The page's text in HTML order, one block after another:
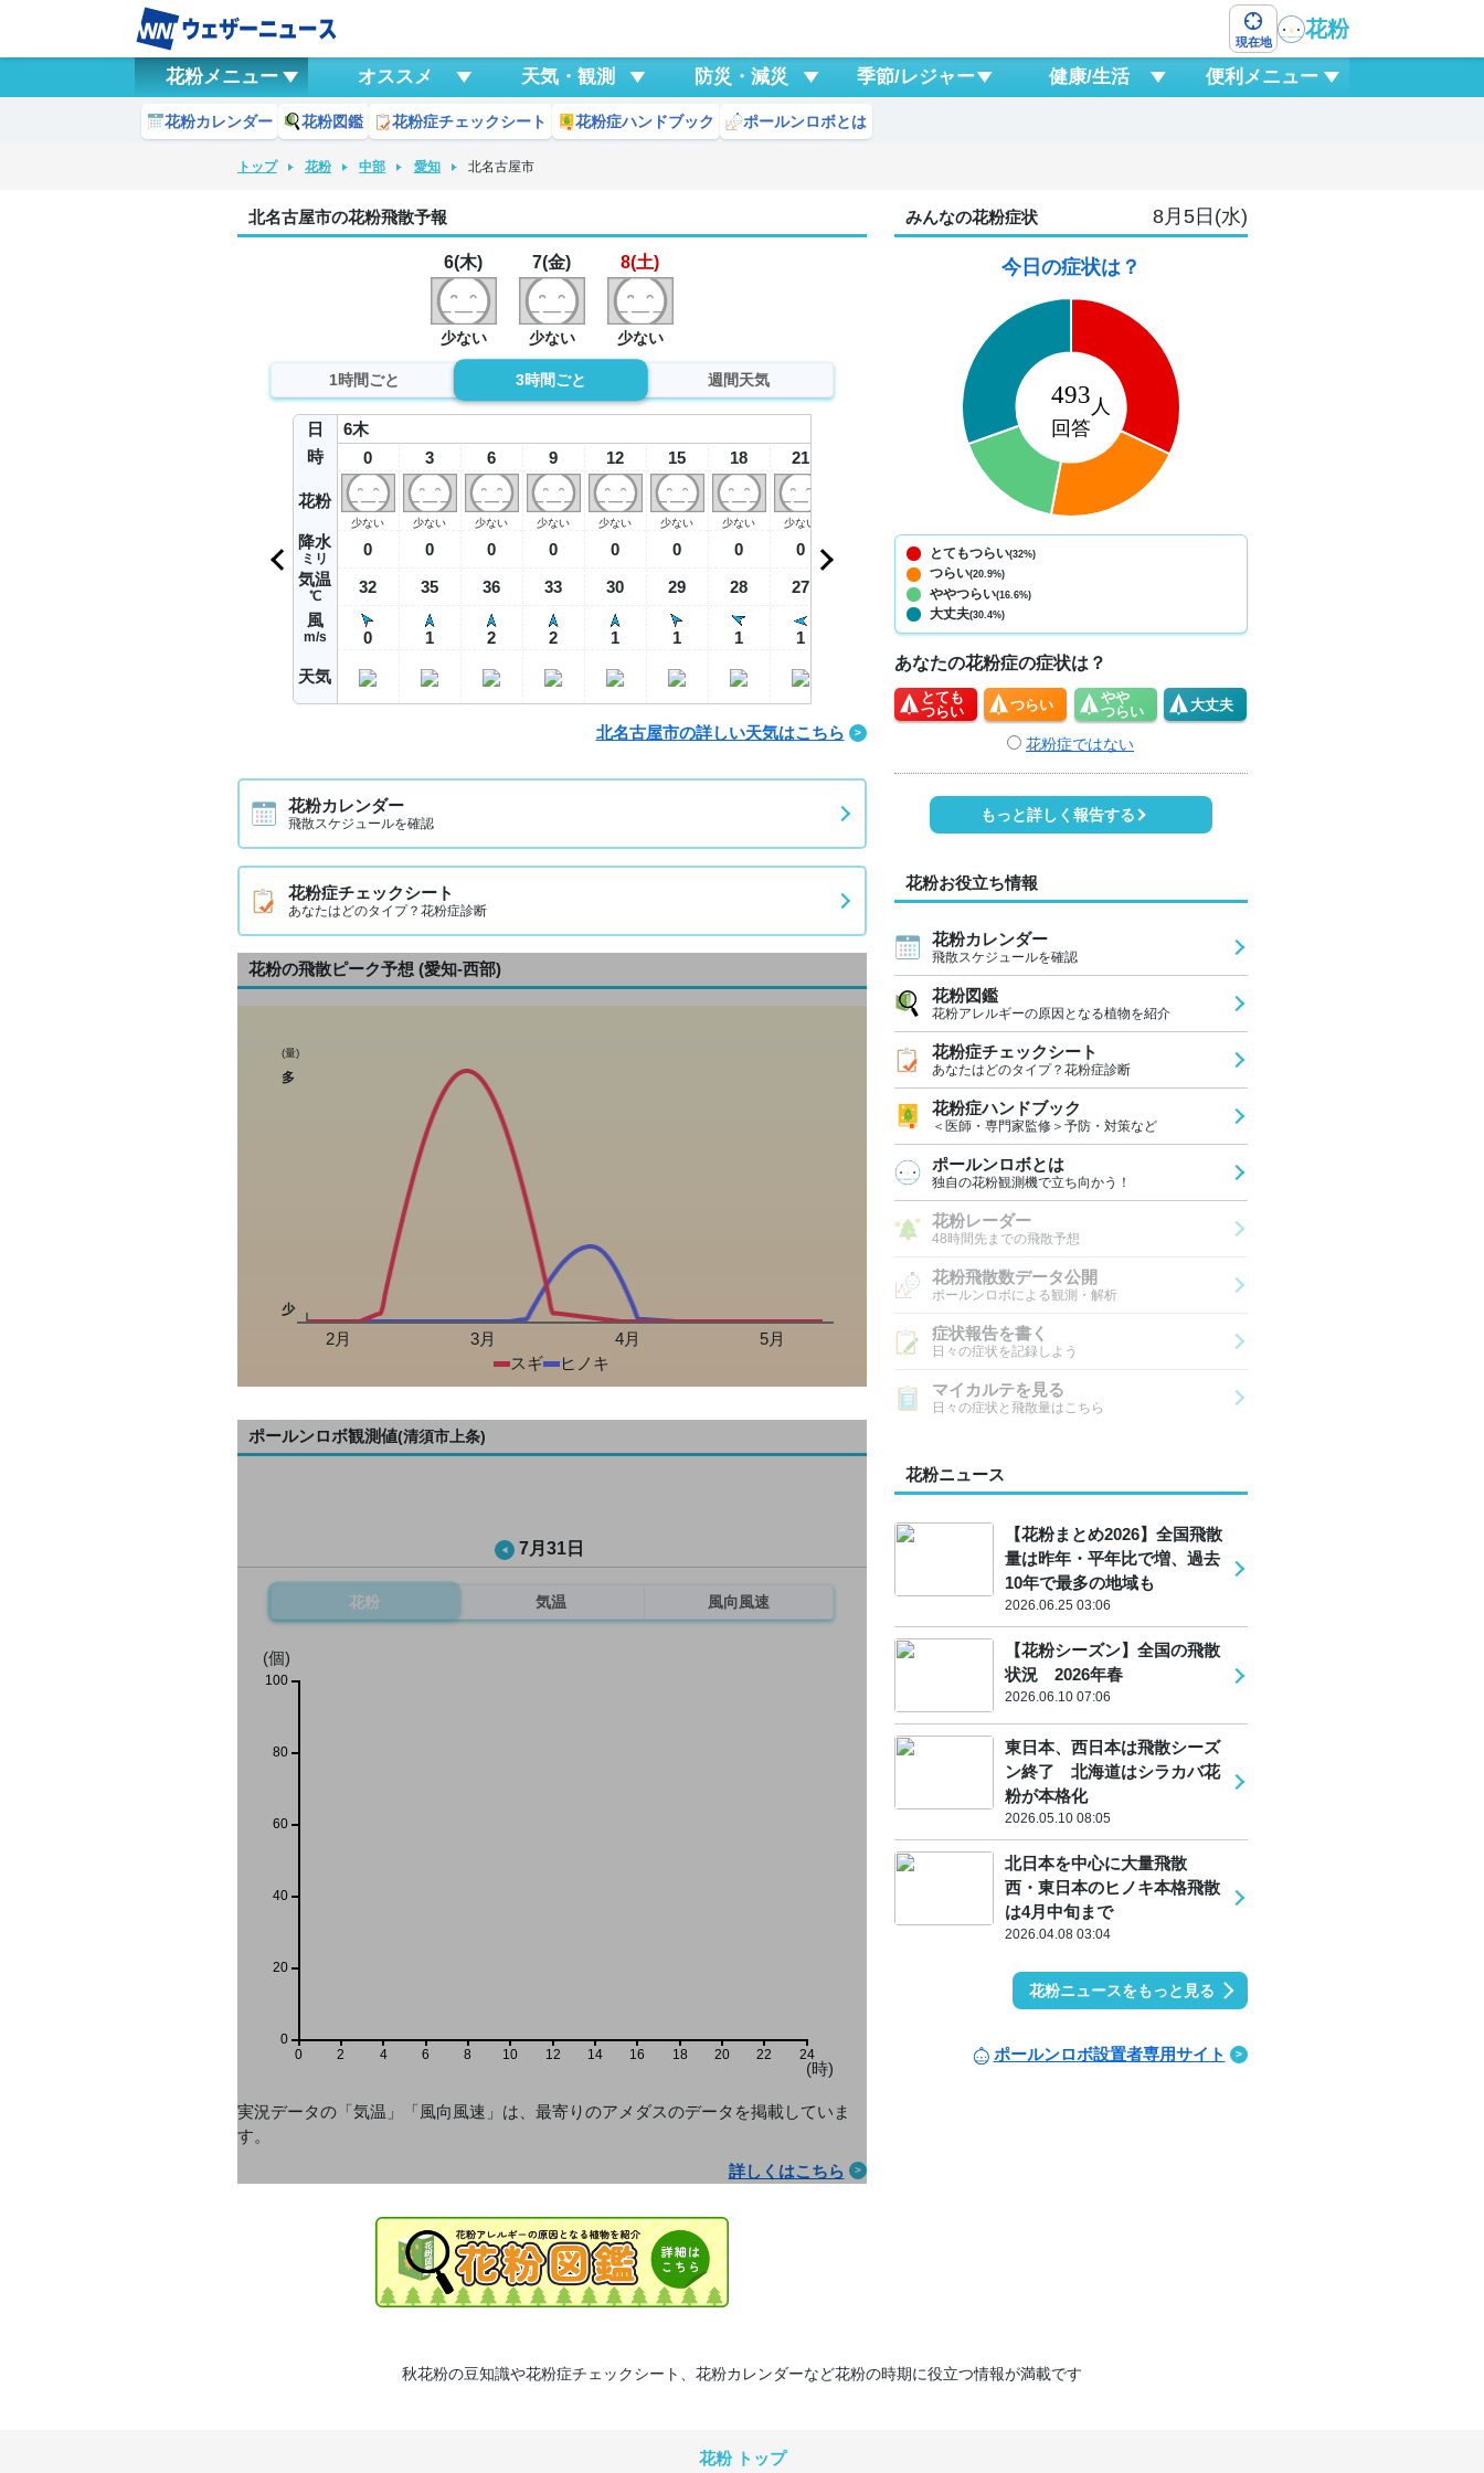
現在地
花粉
花粉メニュー オススメ 天気・観測 防災・減災 季節/レジャー 健康/生活 便利メニュー
花粉カレンダー 花粉図鑑 花粉症チェックシート 花粉症ハンドブック ポールンロボとは
トップ 花粉 中部 愛知 北名古屋市
北名古屋市の花粉飛散予報
6(木)
少ない
7(金)
少ない
8(土)
少ない
1時間ごと 3時間ごと 週間天気
日
時
花粉
降水
ミリ
気温
℃
風
m/s
天気
6木
0
少ない
0
32
0
3
少ない
0
35
1
6
少ない
0
36
2
9
少ない
0
33
2
12
少ない
0
30
1
15
少ない
0
29
1
18
少ない
0
28
1
21
少ない
0
27
1
0
35
3
0
35
4
9
3
12
2
15
1 1
北名古屋市の詳しい天気はこちら
花粉カレンダー
飛散スケジュールを確認
花粉症チェックシート
あなたはどのタイプ？花粉症診断
花粉の飛散ピーク予想 (愛知-西部)
(量)
多
少
2月 3月 4月
5月
スギ
ヒノキ
ポールンロボ観測値(清須市上条)
7月31日
花粉 気温 風向風速
0 2 4 6 8 10 12 14 16 18 20 22 24
(個)
(時)
0
20
40
60
80
100
実況データの「気温」「風向風速」は、最寄りのアメダスのデータを掲載していま
す。
詳しくはこちら
みんなの花粉症状 8月5日(水)
今日の症状は？
とてもつらい(32%)
つらい(20.9%)
ややつらい(16.6%)
大丈夫(30.4%)
あなたの花粉症の症状は？
とても
つらい
つらい
やや
つらい
大丈夫
花粉症ではない
もっと詳しく報告する
花粉お役立ち情報
花粉カレンダー
飛散スケジュールを確認
花粉図鑑
花粉アレルギーの原因となる植物を紹介
花粉症チェックシート
あなたはどのタイプ？花粉症診断
花粉症ハンドブック
＜医師・専門家監修＞予防・対策など
ポールンロボとは
独自の花粉観測機で立ち向かう！
花粉レーダー
48時間先までの飛散予想
花粉飛散数データ公開
ポールンロボによる観測・解析
症状報告を書く
日々の症状を記録しよう
マイカルテを見る
日々の症状と飛散量はこちら
花粉ニュース
【花粉まとめ2026】全国飛散
量は昨年・平年比で増、過去
10年で最多の地域も
2026.06.25 03:06
【花粉シーズン】全国の飛散
状況 2026年春
2026.06.10 07:06
東日本、西日本は飛散シーズ
ン終了 北海道はシラカバ花
粉が本格化
2026.05.10 08:05
北日本を中心に大量飛散
西・東日本のヒノキ本格飛散
は4月中旬まで
2026.04.08 03:04
花粉ニュースをもっと見る
ポールンロボ設置者専用サイト
秋花粉の豆知識や花粉症チェックシート、花粉カレンダーなど花粉の時期に役立つ情報が満載です
花粉 トップ